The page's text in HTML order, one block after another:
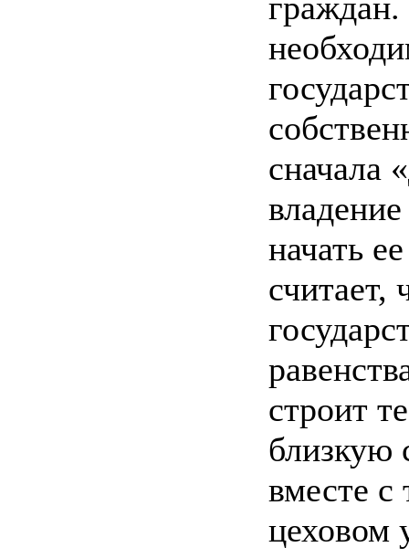
сначала
начать
считает,
строит
близкую
вместе
цеховом